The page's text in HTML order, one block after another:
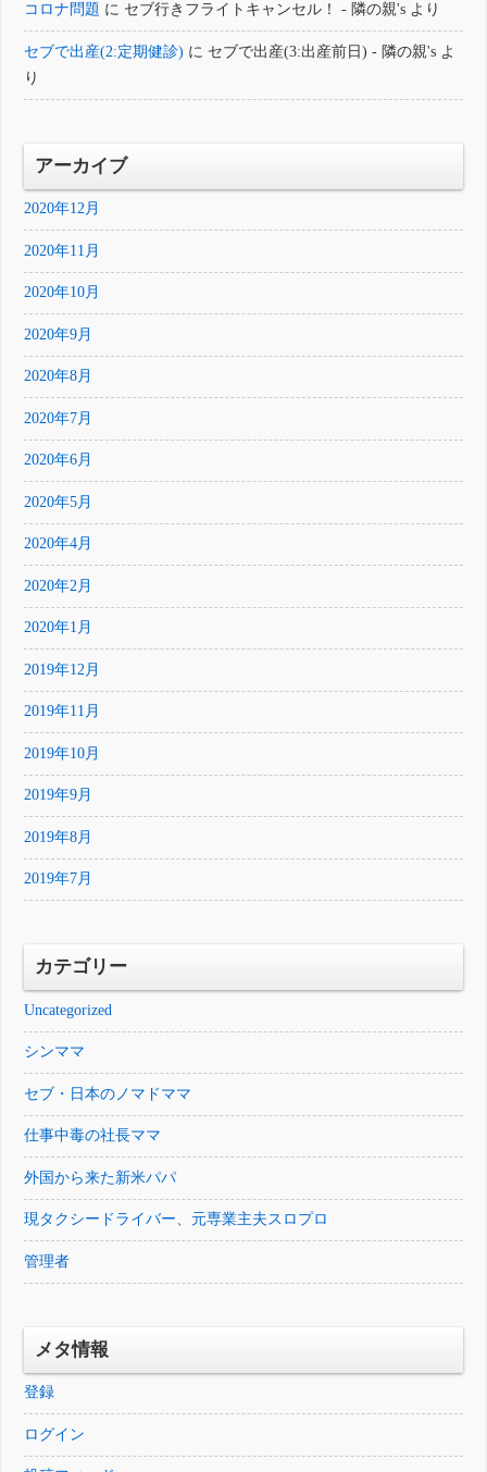
コロナ問題 に セブ行きフライトキャンセル！ - 隣の親's より
セブで出産(2:定期健診) に セブで出産(3:出産前日) - 隣の親's よ
り
アーカイブ
2020年12月
2020年11月
2020年10月
2020年9月
2020年8月
2020年7月
2020年6月
2020年5月
2020年4月
2020年2月
2020年1月
2019年12月
2019年11月
2019年10月
2019年9月
2019年8月
2019年7月
カテゴリー
Uncategorized
シンママ
セブ・日本のノマドママ
仕事中毒の社長ママ
外国から来た新米パパ
現タクシードライバー、元専業主夫スロプロ
管理者
メタ情報
登録
ログイン